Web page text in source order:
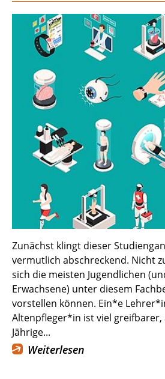
Zunächst klingt dieser
vermutlich abschreckend. Nicht
sich die meisten Jugendlichen
Erwachsene) unter diesem
vorstellen können. Ein*e
Altenpfleger*in ist viel
Jährige...
Weiterlesen